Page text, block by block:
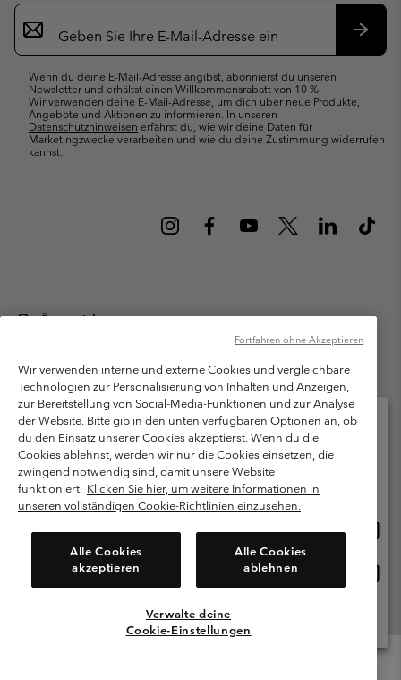
Newsletter-
Anmeldung
Wenn du deine E-Mail-Adresse angibst, abonnierst du unseren
Newsletter und erhältst einen Willkommensrabatt von 10 %.
Wir verwenden deine E-Mail-Adresse, um dich über neue Produkte,
Angebote und Aktionen zu informieren. In unseren
Datenschutzhinweisen erfährst du, wie wir deine Daten für
Marketingzwecke verarbeiten und wie du deine Zustimmung widerrufen
kannst.
Österreich
Columbia Sportswear Austria GmbH. Moosfeldstraße 1, 5101
Bergheim, Salzburg Österreich. Alle Rechte vorbehalten.
Nutzungsbedingungen
Allgemeine Verkaufsbedingungen
Garantie
Datenschutzerklärung
Bestimmungen und Bedingungen des Mitglieder Programms
Nutzungsbedingungen Für Nutzergenerierte Inhalte
Cookies
Kundenservice: Mo- Fr. 9:00 - 13:00 & 14:00- 18:00 Uhr
(+)43720880525
Wir verwenden interne und externe Cookies und vergleichbare
Technologien zur Personalisierung von Inhalten und Anzeigen,
zur Bereitstellung von Social-Media-Funktionen und zur Analyse
der Website. Bitte gib in den unten verfügbaren Optionen an, ob
du den Einsatz unserer Cookies akzeptierst. Wenn du die
Cookies ablehnst, werden wir nur die Cookies einsetzen, die
zwingend notwendig sind, damit unsere Website
funktioniert. Klicken Sie hier, um weitere Informationen in
unseren vollständigen Cookie-Richtlinien einzusehen.
Alle Cookies
akzeptieren
Alle Cookies
ablehnen
Verwalte deine
Cookie-Einstellungen
Fortfahren ohne Akzeptieren
Bitte wählen Sie Ihr Lieferland und Ihre Sprache
Online-Einkauf verfügbar
Österreich
Alle Länder Anzeigen